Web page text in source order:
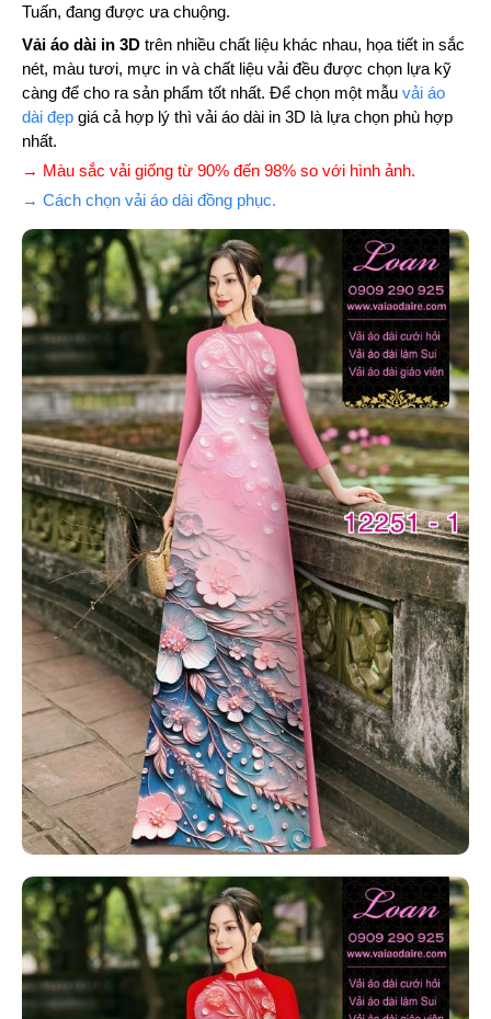
Tuấn, đang được ưa chuộng.
Vải áo dài in 3D trên nhiều chất liệu khác nhau, họa tiết in sắc
nét, màu tươi, mực in và chất liệu vải đều được chọn lựa kỹ
càng để cho ra sản phẩm tốt nhất. Để chọn một mẫu vải áo
dài đẹp giá cả hợp lý thì vải áo dài in 3D là lựa chọn phù hợp
nhất.
→ Màu sắc vải giống từ 90% đến 98% so với hình ảnh.
→ Cách chọn vải áo dài đồng phục.